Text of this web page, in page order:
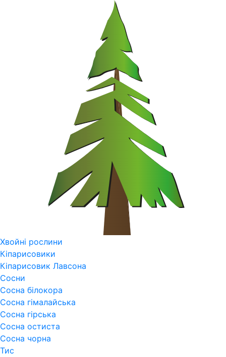
Хвойні рослини
Кіпарисовики
Кіпарисовик Лавсона
Сосни
Сосна білокора
Сосна гімалайська
Сосна гірська
Сосна остиста
Сосна чорна
Тис